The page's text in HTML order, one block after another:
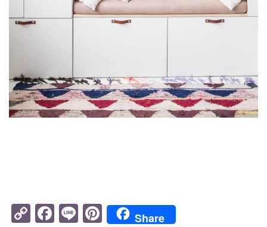
CopyFacebook
LinePinterest
Share